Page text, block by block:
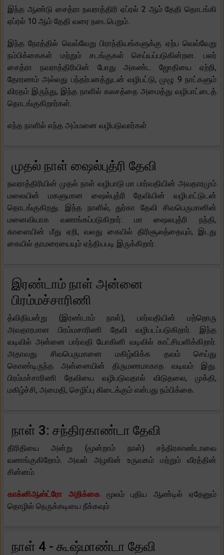
இந்த ஆண்டு சைத்ரா நவராத்திரி ஏப்ரல் 2 ஆம் தேதி தொடங்கி
ஏப்ரல் 10 ஆம் தேதி வரை நடைபெறும்.
இந்த நேரத்தில் வெவ்வேறு பிராந்தியங்களுக்கு ஏற்ப வெவ்வேறு
நம்பிக்கைகள் மற்றும் சடங்குகள் செய்யப்படுகின்றன. பலர்
சைத்ரா நவராத்திரியின் போது அகண்ட ஜோதியை ஏற்றி,
தோரணம் அல்லது பந்தர்பனத்துடன் வழிபட்டு, முழு 9 நாட்களும்
விரதம் இருந்து, இந்த நாளில் கலசத்தை அமைத்து வழிபாட்டைத்
தொடங்குகிறார்கள்.
எந்த நாளில் எந்த அம்மனை வழிபடுவார்கள்
முதல் நாள் ஷைல்புத்ரி தேவி
நவராத்திரியின் முதல் நாள் வழிபாடு மா பார்வதியின் அவதாரமும்
மலையின் மகளுமான ஷைல்புத்ரி தேவியின் வழிபாட்டுடன்
தொடங்குகிறது. இந்த நாளில், துர்கா தேவி சிவபெருமானின்
மனைவியாக வணங்கப்படுகிறார். மா ஷைலபுத்ரி நந்தி,
காளையின் மீது ஏறி, வலது கையில் திரிசூலத்தையும், இடது
கையில் தாமரையையும் ஏந்தியபடி இருக்கிறார்.
இரண்டாம் நாள் அன்னை
பிரம்மச்சாரிணி
த்விதியன்று (இரண்டாம் நாள்), பார்வதியின் மற்றொரு
அவதாரமான பிரம்மசாரிணி தேவி வழிபடப்படுகிறார். இந்த
வடிவில் அன்னை பார்வதி யோகினி வடிவில் காட்சியளிக்கிறார்.
அதாவது சிவபெருமானை மகிழ்விக்க தவம் செய்து
கொண்டிருந்த அன்னையின் திருமணமாகாத வடிவம் இது.
பிரம்மச்சாரிணி தேவியை வழிபடுவதால் விடுதலை, முக்தி,
மகிழ்ச்சி, அமைதி, செழிப்பு கிடைக்கும் என்பது நம்பிக்கை.
நாள் 3: சந்திரகாண்டா தேவி
திரிதியை அன்று (மூன்றாம் நாள்) சந்திரகாண்டாவை
வணங்குகிறோம். அவள் அழகின் உருவகம் மற்றும் வீரத்தின்
சின்னம்.
காக்னிஆஸ்ட்ரோ அறிக்கைமூலம் புதிய ஆண்டில் ஏதேனும்
தொழில் நெருக்கடியை நீக்கவும்
நாள் 4 - கூஷ்மாண்டா தேவி